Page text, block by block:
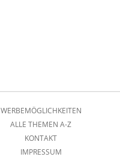
WERBEMÖGLICHKEITEN
ALLE THEMEN A-Z
KONTAKT
IMPRESSUM